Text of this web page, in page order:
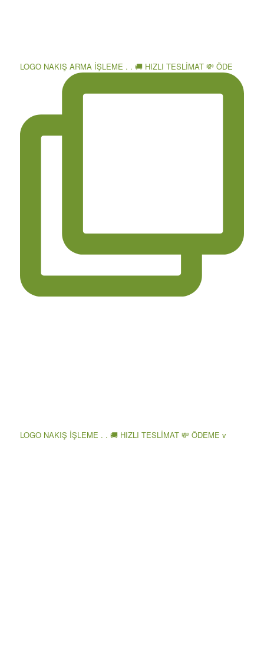
LOGO NAKIŞ ARMA İŞLEME . . 🚚 HIZLI TESLİMAT 💸 ÖDE
LOGO NAKIŞ İŞLEME . . 🚚 HIZLI TESLİMAT 💸 ÖDEME v